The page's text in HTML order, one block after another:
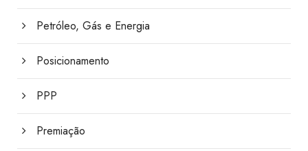
Petróleo, Gás e Energia
Posicionamento
PPP
Premiação